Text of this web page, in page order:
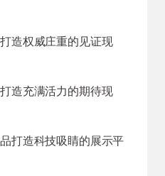
造权威庄重的见证现
造充满活力的期待现
打造科技吸睛的展示平